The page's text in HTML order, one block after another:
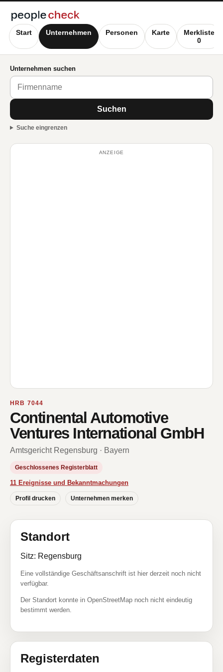
Start Unternehmen Personen Karte
Merkliste
0
Unternehmen suchen
Suchen
Suche eingrenzen
ANZEIGE
HRB 7044
Continental Automotive
Ventures International GmbH
Amtsgericht Regensburg · Bayern
Geschlossenes Registerblatt
11 Ereignisse und Bekanntmachungen
Profil drucken Unternehmen merken
Standort
Sitz: Regensburg
Eine vollständige Geschäftsanschrift ist hier derzeit noch nicht
verfügbar.
Der Standort konnte in OpenStreetMap noch nicht eindeutig
bestimmt werden.
Registerdaten